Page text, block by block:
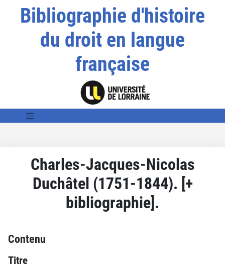
Bibliographie d'histoire
du droit en langue
française
Charles-Jacques-Nicolas
Duchâtel (1751-1844). [+
bibliographie].
Contenu
Titre